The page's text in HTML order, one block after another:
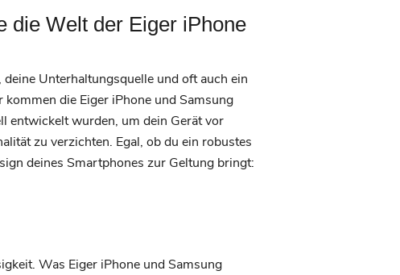
die Welt der Eiger iPhone
Unterhaltungsquelle und oft auch ein
die Eiger iPhone und Samsung
entwickelt wurden, um dein Gerät vor
zu verzichten. Egal, ob du ein robustes
deines Smartphones zur Geltung bringt:
Was Eiger iPhone und Samsung